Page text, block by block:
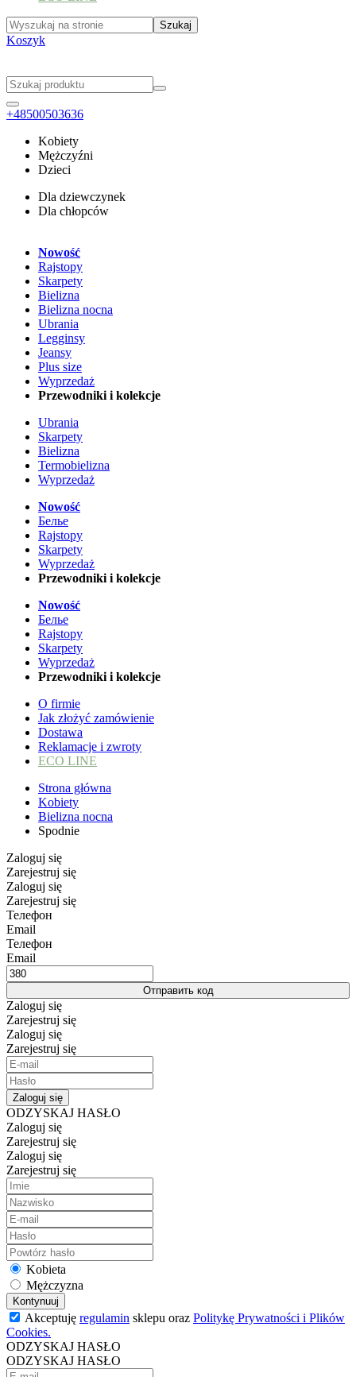
Koszyk
+48500503636
Kobiety
Mężczyźni
Dzieci
Dla dziewczynek
Dla chłopców
Nowość
Rajstopy
Skarpety
Bielizna
Bielizna nocna
Ubrania
Legginsy
Jeansy
Plus size
Wyprzedaż
Przewodniki i kolekcje
Ubrania
Skarpety
Bielizna
Termobielizna
Wyprzedaż
Nowość
Белье
Rajstopy
Skarpety
Wyprzedaż
Przewodniki i kolekcje
Nowość
Белье
Rajstopy
Skarpety
Wyprzedaż
Przewodniki i kolekcje
O firmie
Jak złożyć zamówienie
Dostawa
Reklamacje i zwroty
ECO LINE
Strona główna
Kobiety
Bielizna nocna
Spodnie
Zaloguj się
Zarejestruj się
Zaloguj się
Zarejestruj się
Телефон
Email
Телефон
Email
Отправить код
Zaloguj się
Zarejestruj się
Zaloguj się
Zarejestruj się
Zaloguj się
ODZYSKAJ HASŁO
Zaloguj się
Zarejestruj się
Zaloguj się
Zarejestruj się
Kobieta
Mężczyzna
Kontynuuj
Akceptuję regulamin sklepu oraz Politykę Prywatności i Plików
Cookies.
ODZYSKAJ HASŁO
ODZYSKAJ HASŁO